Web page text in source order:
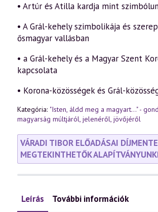
• Artúr és Atilla kardja mint
• A Grál-kehely szimbolikája és
ősmagyar vallásban
• a Grál-kehely és a Magyar Szent
kapcsolata
• Korona-közösségek és Grál-
Kategória: "Isten, áldd meg a magyart..." -
magyarság múltjáról, jelenéről, jövőjéről
VÁRADI TIBOR ELŐADÁSAI
MEGTEKINTHETŐK
Leírás További információk